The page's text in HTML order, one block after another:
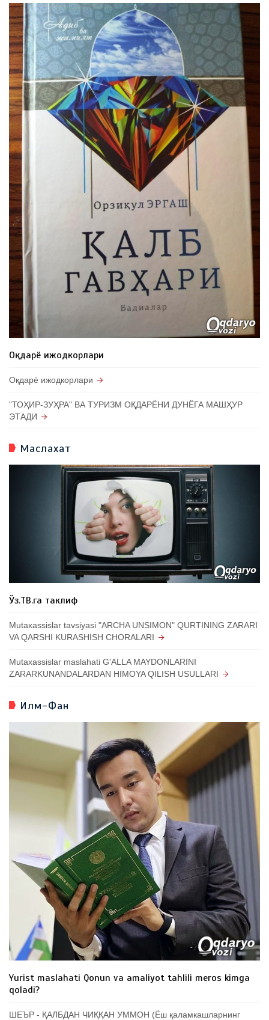
Оқдарё ижодкорлари
Оқдарё ижодкорлари
"ТОҲИР-ЗУҲРА" ВА ТУРИЗМ ОҚДАРЁНИ ДУНЁГА МАШҲУР
ЭТАДИ
Маслахат
Ўз.ТВ.га таклиф
Mutaxassislar tavsiyasi "ARCHA UNSIMON" QURTINING ZARARI
VA QARSHI KURASHISH CHORALARI
Mutaxassislar maslahati G'ALLA MAYDONLARINI
ZARARKUNANDALARDAN HIMOYA QILISH USULLARI
download video ig
Илм-Фан
Yurist maslahati Qonun va amaliyot tahlili meros kimga
qoladi?
ШЕЪР - ҚАЛБДАН ЧИҚҚАН УММОН (Ёш қаламкашларнинг